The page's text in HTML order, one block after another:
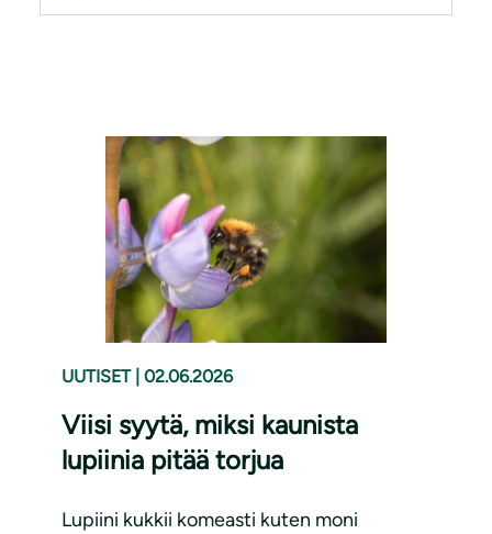
UUTISET 02.06.2026
Viisi syytä, miksi kaunista
lupiinia pitää torjua
Lupiini kukkii komeasti kuten moni